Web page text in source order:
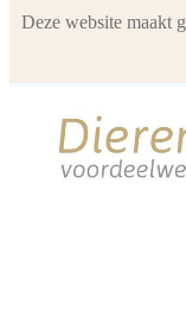
Deze website maakt